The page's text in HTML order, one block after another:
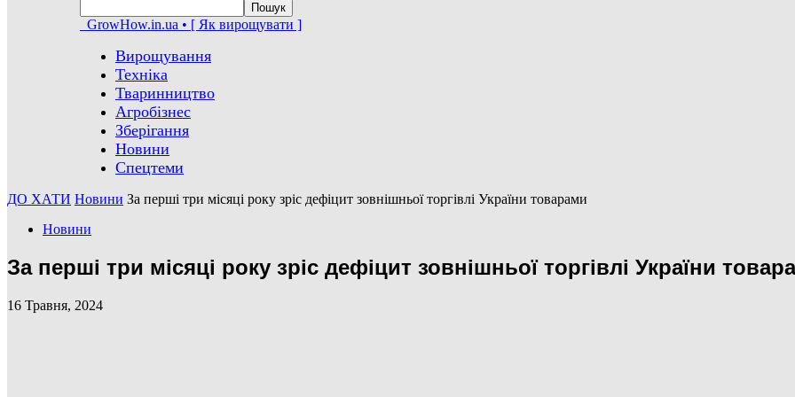
GrowHow.in.ua • [ Як вирощувати ]
Вирощування
Техніка
Тваринництво
Агробізнес
Зберігання
Новини
Спецтеми
ДО ХАТИ Новини За перші три місяці року зріс дефіцит зовнішньої торгівлі України товарами
Новини
За перші три місяці року зріс дефіцит зовнішньої торгівлі України
16 Травня, 2024